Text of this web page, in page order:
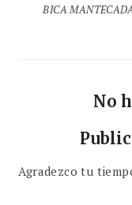
BICA
No
Agradezco tu